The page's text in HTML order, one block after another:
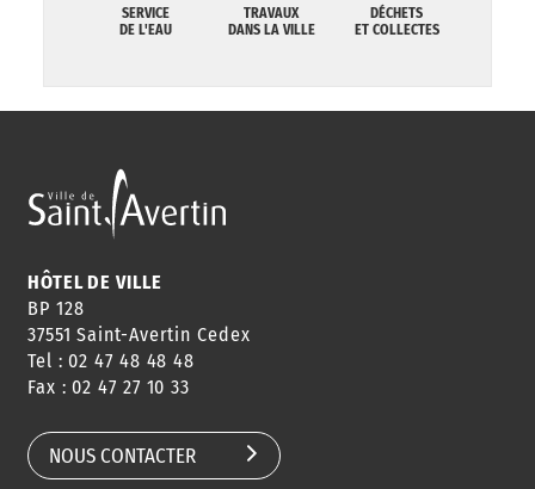
SERVICE
DE L'EAU
TRAVAUX
DANS LA VILLE
DÉCHETS
ET COLLECTES
HÔTEL DE VILLE
BP 128
37551 Saint-Avertin Cedex
Tel : 02 47 48 48 48
Fax : 02 47 27 10 33
NOUS CONTACTER